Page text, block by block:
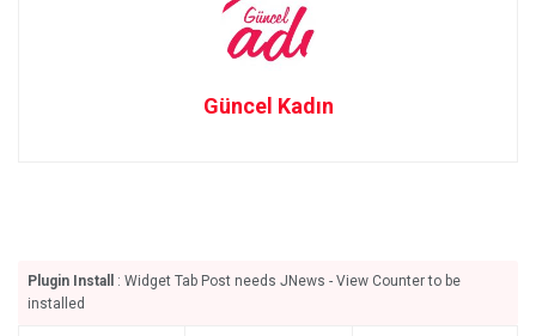
Güncel Kadın
Plugin Install
: Widget Tab Post needs JNews - View Counter to be
installed